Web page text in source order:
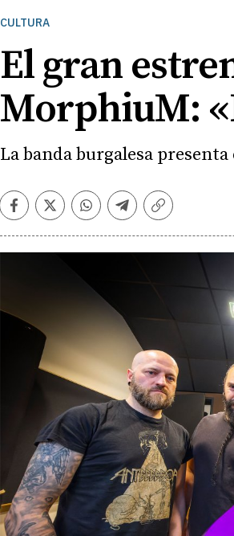
CULTURA
El gran
MorphiuM:
La banda burgalesa
Facebook
TwitterWhatsapp
Telegram
Copiar